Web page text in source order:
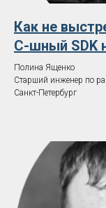
Как не
C-шный SDK
Полина Ященко
Старший инженер по
Санкт-Петербург